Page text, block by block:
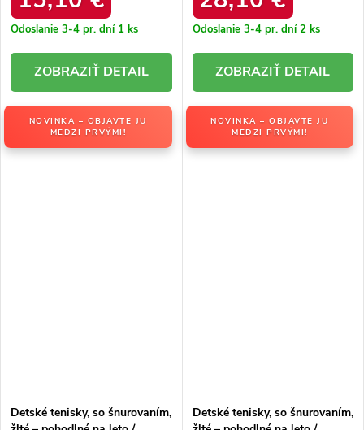
Odoslanie 3-4 pr. dní 1 ks
DETAIL
Odoslanie 3-4 pr. dní2 ks
DETAIL
NOVINKA – OBJAVTE JU
MEDZI PRVÝMI!
Detské tenisky, so šnurovaním,
NOVINKA – OBJAVTE JU
MEDZI PRVÝMI!
Detské tenisky, so šnurovaním,